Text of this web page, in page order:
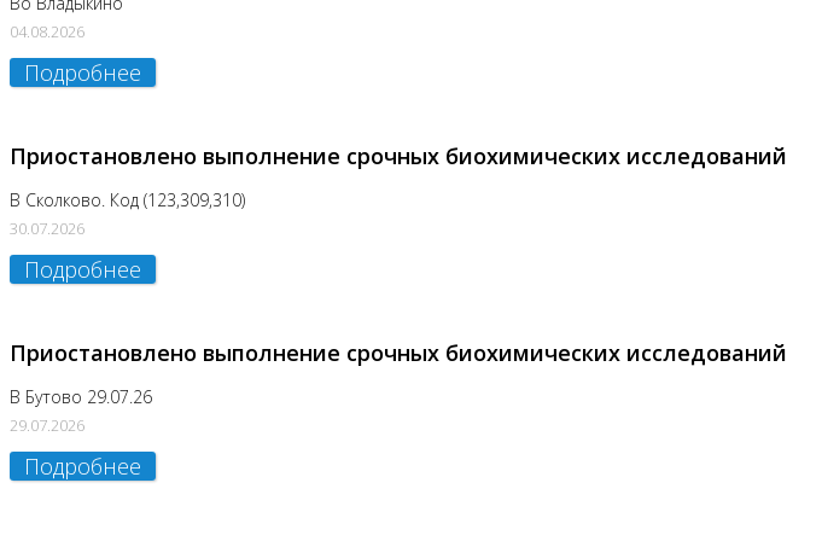
04.08.2026
Подробнее
Приостановлено выполнение срочных биохимических исследований
В Сколково. Код (123,309,310)
30.07.2026
Подробнее
Приостановлено выполнение срочных биохимических исследований
В Бутово 29.07.26
29.07.2026
Подробнее